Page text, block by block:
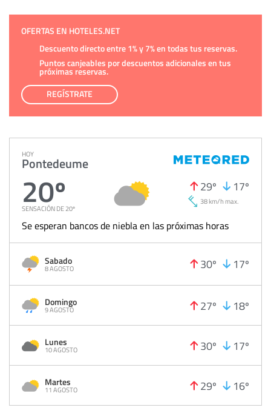
OFERTAS EN HOTELES.NET
Descuento directo entre 1% y 7% en todas tus reservas.
Puntos canjeables por descuentos adicionales en tus
próximas reservas.
REGÍSTRATE
HOY
Pontedeume
20º
SENSACIÓN DE 20º
29º 17º
38 km/h max.
Se esperan bancos de niebla en las próximas horas
Sabado
8 AGOSTO 30º 17º
Domingo
9 AGOSTO 27º 18º
Lunes
10 AGOSTO 30º 17º
Martes
11 AGOSTO 29º 16º